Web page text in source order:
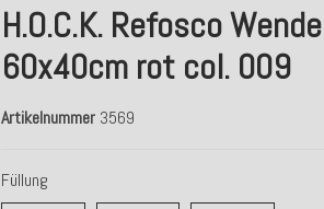
H.O.C.K. Refosco
60x40cm rot col. 009
Artikelnummer 3569
Füllung